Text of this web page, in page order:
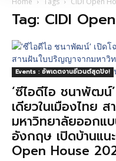
Tag: CIDI
Events : อัพเดตงานอีเวนต์สุดปัง!
‘ซีไอดีไอ ชนาพัฒน์
เดียวในเมืองไทย
มหาวิทยาลัยออกแ
อังกฤษ เปิดบ้านแน
Open House